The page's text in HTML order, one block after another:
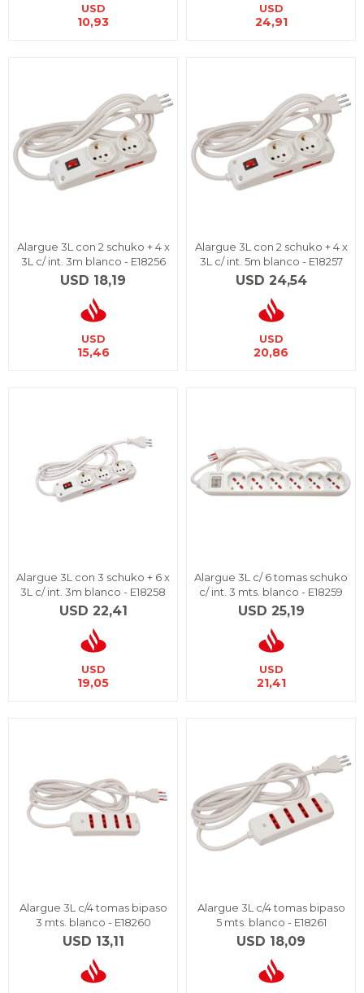
USD
10,93
USD
24,91
Alargue 3L con 2 schuko + 4 x
3L c/ int. 3m blanco - E18256
USD 18,19
USD
15,46
Alargue 3L con 2 schuko + 4 x
3L c/ int. 5m blanco - E18257
USD 24,54
USD
20,86
Alargue 3L con 3 schuko + 6 x
3L c/ int. 3m blanco - E18258
USD 22,41
USD
19,05
Alargue 3L c/ 6 tomas schuko
c/ int. 3 mts. blanco - E18259
USD 25,19
USD
21,41
Alargue 3L c/4 tomas bipaso
3 mts. blanco - E18260
USD 13,11
Alargue 3L c/4 tomas bipaso
5 mts. blanco - E18261
USD 18,09